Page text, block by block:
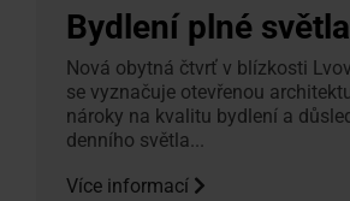
Bydlení plné světla
Nová obytná čtvrť v blízkosti
se vyznačuje otevřenou
nároky na kvalitu bydlení a
denního světla...
Více informací